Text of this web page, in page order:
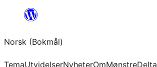
Hopp
innhold
Norsk (Bokmål)
TemaUtvidelserNyheterOmMønstreDelta